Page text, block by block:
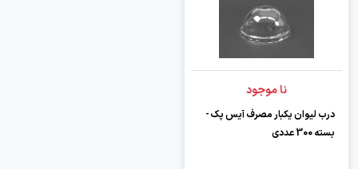
نا موجود
درب لیوان یکبار مصرف آیس پک -
بسته 300 عددی